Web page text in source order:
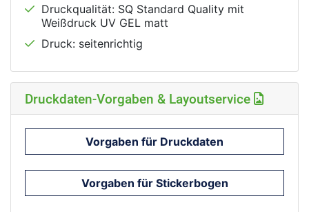
Druckqualität: SQ Standard Quality mit
Weißdruck UV GEL matt
Druck: seitenrichtig
Druckdaten-Vorgaben & Layoutservice
Vorgaben für Druckdaten
Vorgaben für Stickerbogen